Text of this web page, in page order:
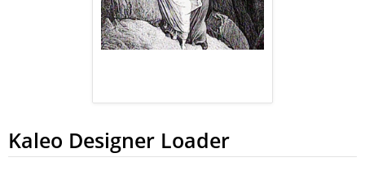
Kaleo Designer Loader